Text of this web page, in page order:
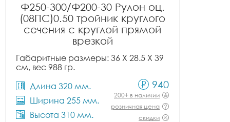
Ф250-300/Ф200-30 Рулон оц.
(08ПС)0.50 тройник круглого
сечения с круглой прямой
врезкой
Габаритные размеры: 36 X 28.5 X 39
см, вес 988 гр.
Длина 320 мм.
Ширина 255 мм.
Высота 310 мм.
940
200+ в наличии
розничная цена
скидки